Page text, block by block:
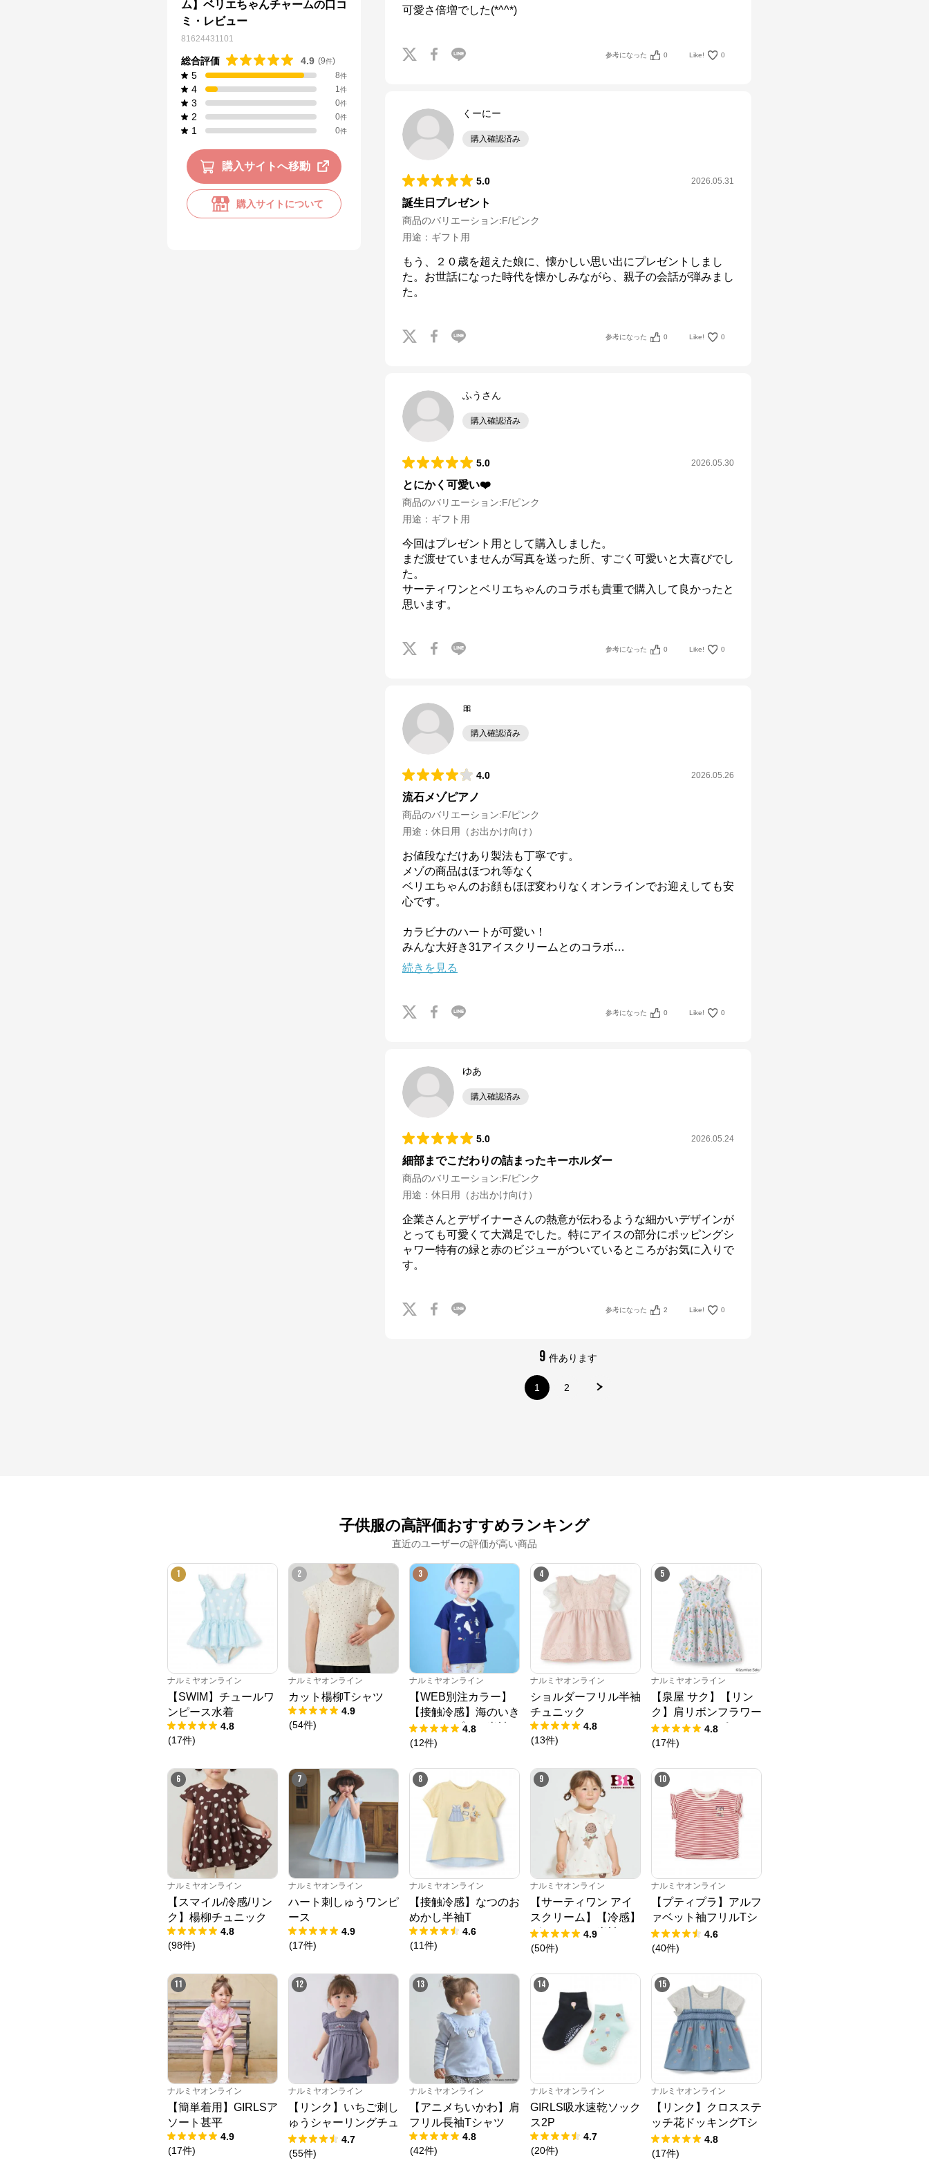
ム】ベリエちゃんチャームの口コ
ミ・レビュー
81624431101
総合評価 4.9 (9件)
5 8件
4 1件
3 0件
2 0件
1 0件
購入サイトへ移動
購入サイトについて
可愛さ倍増でした(*^^*)
参考になった 0 Like! 0
くーにー
購入確認済み
5.0 2026.05.31
誕生日プレゼント
商品のバリエーション:F/ピンク
用途 ： ギフト用
もう、２０歳を超えた娘に、懐かしい思い出にプレゼントしまし
た。お世話になった時代を懐かしみながら、親子の会話が弾みまし
た。
参考になった 0 Like! 0
ふうさん
購入確認済み
5.0 2026.05.30
とにかく可愛い❤️
商品のバリエーション:F/ピンク
用途 ： ギフト用
今回はプレゼント用として購入しました。
まだ渡せていませんが写真を送った所、すごく可愛いと大喜びでし
た。
サーティワンとベリエちゃんのコラボも貴重で購入して良かったと
思います。
参考になった 0 Like! 0
🎀
購入確認済み
4.0 2026.05.26
流石メゾピアノ
商品のバリエーション:F/ピンク
用途 ： 休日用（お出かけ向け）
お値段なだけあり製法も丁寧です。
メゾの商品はほつれ等なく
ベリエちゃんのお顔もほぼ変わりなくオンラインでお迎えしても安
心です。
カラビナのハートが可愛い！
みんな大好き31アイスクリームとのコラボ…
続きを見る
参考になった 0 Like! 0
ゆあ
購入確認済み
5.0 2026.05.24
細部までこだわりの詰まったキーホルダー
商品のバリエーション:F/ピンク
用途 ： 休日用（お出かけ向け）
企業さんとデザイナーさんの熱意が伝わるような細かいデザインが
とっても可愛くて大満足でした。特にアイスの部分にポッピングシ
ャワー特有の緑と赤のビジューがついているところがお気に入りで
す。
参考になった 2 Like! 0
9 件あります
1 2
子供服の高評価おすすめランキング
直近のユーザーの評価が高い商品
1
ナルミヤオンライン
【SWIM】チュールワ
ンピース水着
4.8
(17件)
2
ナルミヤオンライン
カット楊柳Tシャツ
4.9
(54件)
3
ナルミヤオンライン
【WEB別注カラー】
【接触冷感】海のいき
ものアップリケ半袖T
シャツ
4.8
(12件)
4
ナルミヤオンライン
ショルダーフリル半袖
チュニック
4.8
(13件)
5
ナルミヤオンライン
【泉屋 サク】【リン
ク】肩リボンフラワー
キャットワンピース
4.8
(17件)
6
ナルミヤオンライン
【スマイル/冷感/リン
ク】楊柳チュニック
4.8
(98件)
7
ナルミヤオンライン
ハート刺しゅうワンピ
ース
4.9
(17件)
8
ナルミヤオンライン
【接触冷感】なつのお
めかし半袖T
4.6
(11件)
9
ナルミヤオンライン
【サーティワン アイ
スクリーム】【冷感】
グラフィック半袖Tシ
ャツ
4.9
(50件)
10
ナルミヤオンライン
【プティプラ】アルフ
ァベット袖フリルTシ
ャツ
4.6
(40件)
11
ナルミヤオンライン
【簡単着用】GIRLSア
ソート甚平
4.9
(17件)
12
ナルミヤオンライン
【リンク】いちご刺し
ゅうシャーリングチュ
ニック
4.7
(55件)
13
ナルミヤオンライン
【アニメちいかわ】肩
フリル長袖Tシャツ
4.8
(42件)
14
ナルミヤオンライン
GIRLS吸水速乾ソック
ス2P
4.7
(20件)
15
ナルミヤオンライン
【リンク】クロスステ
ッチ花ドッキングTシ
ャツ
4.8
(17件)
公式ECサイト
ナルミヤオンライン